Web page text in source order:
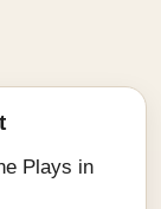
Plays in